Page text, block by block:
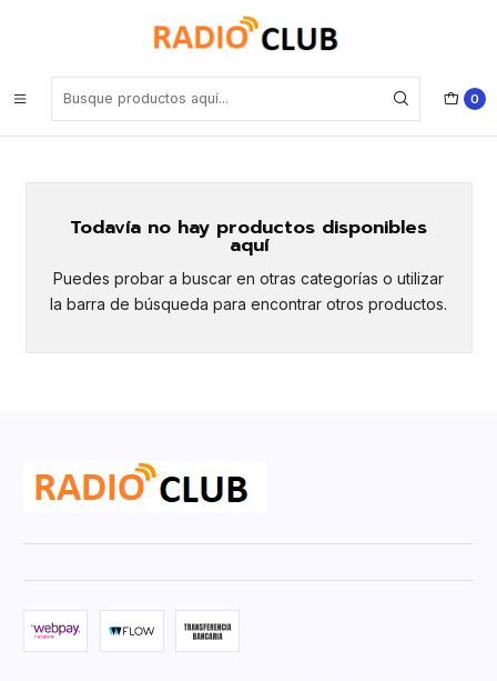
0
Running
Todavía no hay productos disponibles
aquí
Puedes probar a buscar en otras categorías o utilizar
la barra de búsqueda para encontrar otros productos.